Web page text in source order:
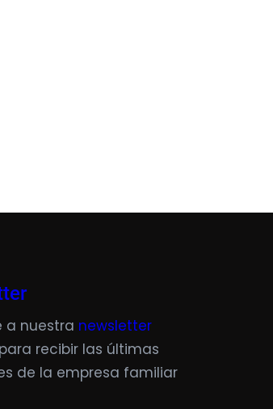
a nuestra newsletter
recibir las últimas
de la empresa familiar